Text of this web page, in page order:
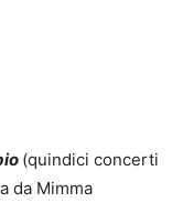
(quindici concerti
da Mimma